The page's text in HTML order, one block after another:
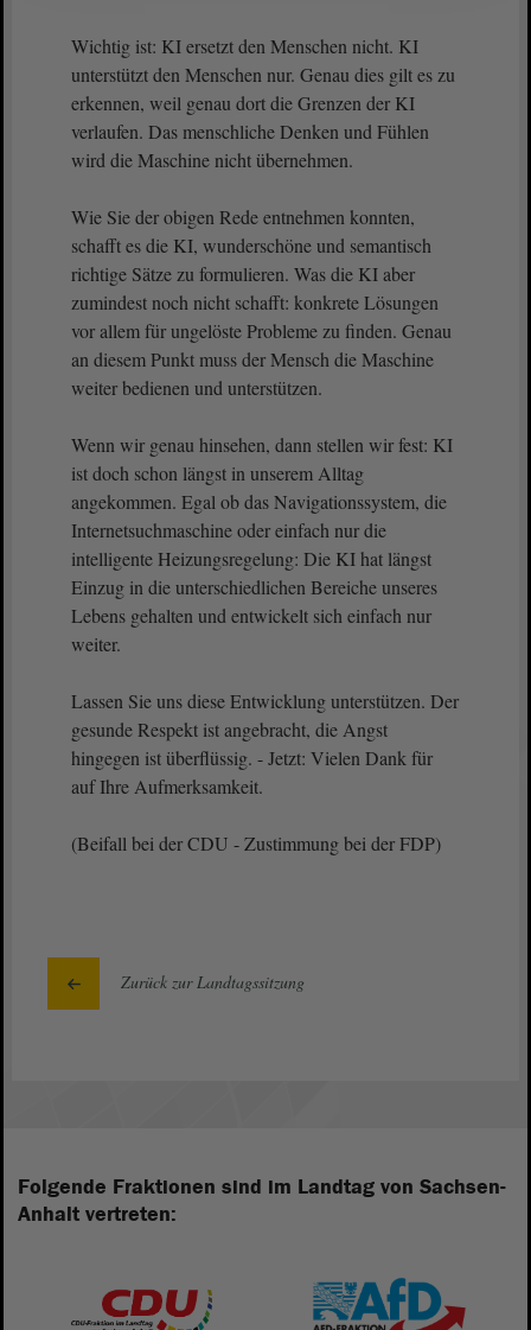
Wichtig ist: KI ersetzt den Menschen nicht. KI
unterstützt den Menschen nur. Genau dies gilt es zu
erkennen, weil genau dort die Grenzen der KI
verlaufen. Das menschliche Denken und Fühlen
wird die Maschine nicht übernehmen.
Wie Sie der obigen Rede entnehmen konnten,
schafft es die KI, wunderschöne und semantisch
richtige Sätze zu formulieren. Was die KI aber
zumindest noch nicht schafft: konkrete Lösungen
vor allem für ungelöste Probleme zu finden. Genau
an diesem Punkt muss der Mensch die Maschine
weiter bedienen und unterstützen.
Wenn wir genau hinsehen, dann stellen wir fest: KI
ist doch schon längst in unserem Alltag
angekommen. Egal ob das Navigationssystem, die
Internetsuchmaschine oder einfach nur die
intelligente Heizungsregelung: Die KI hat längst
Einzug in die unterschiedlichen Bereiche unseres
Lebens gehalten und entwickelt sich einfach nur
weiter.
Lassen Sie uns diese Entwicklung unterstützen. Der
gesunde Respekt ist angebracht, die Angst
hingegen ist überflüssig. - Jetzt: Vielen Dank für
auf Ihre Aufmerksamkeit.
(Beifall bei der CDU - Zustimmung bei der FDP)
Zurück zur Landtagssitzung
Folgende Fraktionen sind im Landtag von Sachsen-
Anhalt vertreten: